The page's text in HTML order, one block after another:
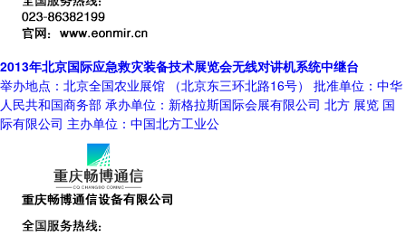
2013年北京国际应急救灾装备技术展览会无线对讲机系统中继台
举办地点：北京全国农业展馆 （北京东三环北路16号） 批准单位：中华
人民共和国商务部 承办单位：新格拉斯国际会展有限公司 北方 展览 国
际有限公司 主办单位：中国北方工业公